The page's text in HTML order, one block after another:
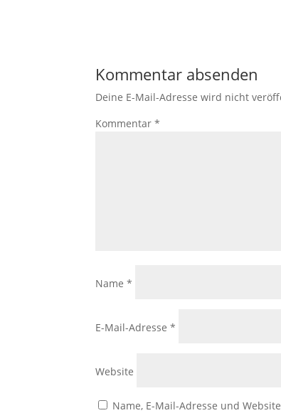
Kommentar absenden
Deine E-Mail-Adresse wird nicht
Kommentar*
Name*
E-Mail-Adresse*
Website
Name, E-Mail-Adresse und